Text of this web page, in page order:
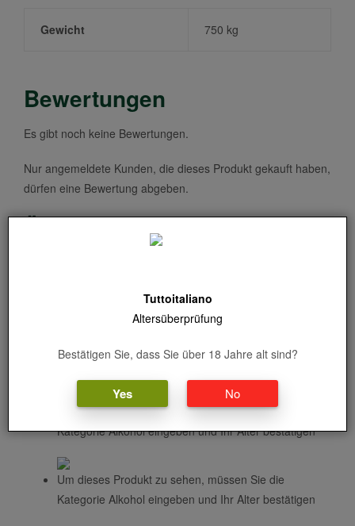
Tuttoitaliano
Altersüberprüfung
Bestätigen Sie, dass Sie über 18 Jahre alt sind?
Yes No
Gewicht 750 kg
Bewertungen
Es gibt noch keine Bewertungen.
Nur angemeldete Kunden, die dieses Produkt gekauft haben,
dürfen eine Bewertung abgeben.
Ähnliche Produkte
Kategorie Alkohol eingeben und Ihr Alter bestätigen
Kategorie Alkohol eingeben und Ihr Alter bestätigen
Um dieses Produkt zu sehen, müssen Sie die
Kategorie Alkohol eingeben und Ihr Alter bestätigen
Um dieses Produkt zu sehen, müssen Sie die
Kategorie Alkohol eingeben und Ihr Alter bestätigen